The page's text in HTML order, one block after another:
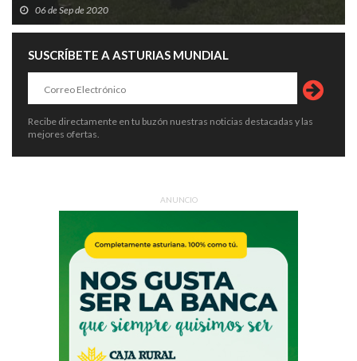
06 de Sep de 2020
SUSCRÍBETE A ASTURIAS MUNDIAL
Recibe directamente en tu buzón nuestras noticias destacadas y las
mejores ofertas.
ANUNCIO